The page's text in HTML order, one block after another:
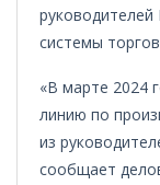
системы
«В марте 2024
линию по
из
сообщает